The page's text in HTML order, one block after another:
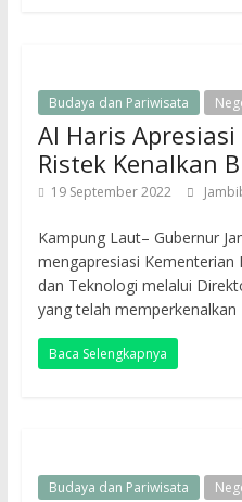
Budaya dan Pariwisata
Al Haris
Ristek Kenalkan
19 September 2022
Kampung Laut– Gubernur
mengapresiasi Kementerian
dan Teknologi melalui
yang telah memperkenalkan
Baca Selengkapnya
Budaya dan Pariwisata